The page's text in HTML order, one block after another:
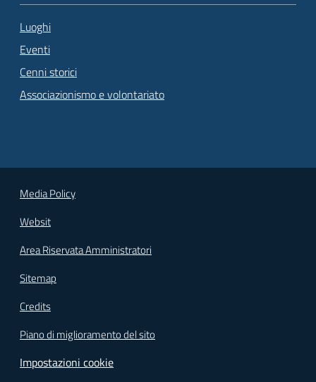
Luoghi
Eventi
Cenni storici
Associazionismo e volontariato
Media Policy
Websit
Area Riservata Amministratori
Sitemap
Credits
Piano di miglioramento del sito
Impostazioni cookie